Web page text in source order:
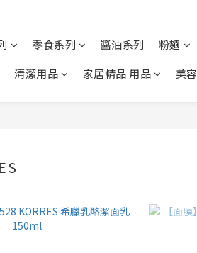
零食系列 醬油系列 粉麵
清潔用品 家居精品 用品 美